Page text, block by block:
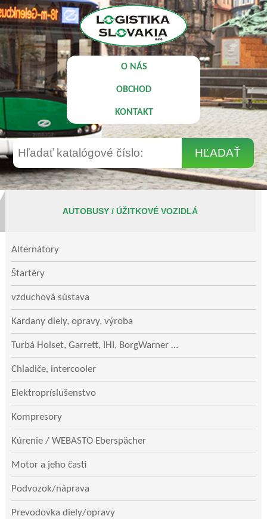
O NÁS
OBCHOD
KONTAKT
AUTOBUSY / ÚŽITKOVÉ VOZIDLÁ
Alternátory
Štartéry
vzduchová sústava
Kardany diely, opravy, výroba
Turbá Holset, Garrett, IHI, BorgWarner …
Chladiče, intercooler
Elektropríslušenstvo
Kompresory
Kúrenie / WEBASTO Eberspächer
Motor a jeho časti
Podvozok/náprava
Prevodovka diely/opravy